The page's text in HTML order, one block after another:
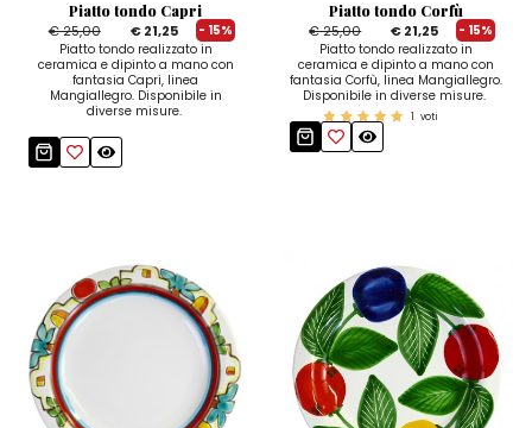
Piatto tondo Capri
€ 25,00
€ 21,25
- 15%
Piatto tondo realizzato in
ceramica e dipinto a mano con
fantasia Capri, linea
Mangiallegro. Disponibile in
diverse misure.
Piatto tondo Corfù
€ 25,00
€ 21,25
- 15%
Piatto tondo realizzato in
ceramica e dipinto a mano con
fantasia Corfù, linea Mangiallegro.
Disponibile in diverse misure.
1 voti